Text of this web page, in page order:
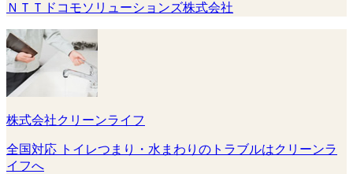
ＮＴＴドコモソリューションズ株式会社
株式会社クリーンライフ
全国対応 トイレつまり・水まわりのトラブルはクリーンラ
イフへ